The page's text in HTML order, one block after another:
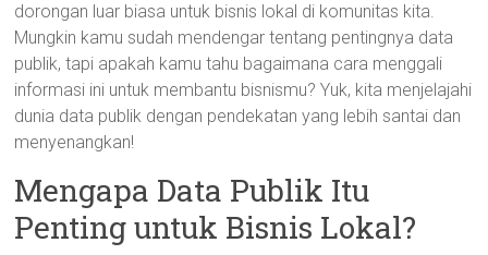
dorongan luar biasa untuk bisnis lokal di komunitas kita.
Mungkin kamu sudah mendengar tentang pentingnya data
publik, tapi apakah kamu tahu bagaimana cara menggali
informasi ini untuk membantu bisnismu? Yuk, kita menjelajahi
dunia data publik dengan pendekatan yang lebih santai dan
menyenangkan!
Mengapa Data Publik Itu
Penting untuk Bisnis Lokal?